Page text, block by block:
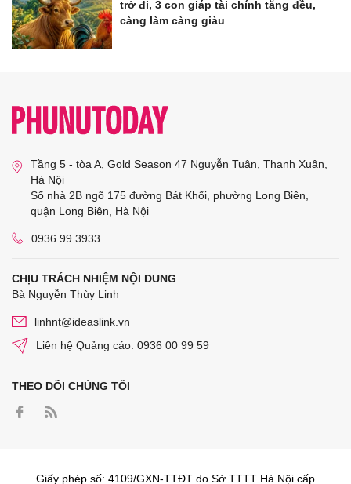
trở đi, 3 con giáp tài chính tăng đều,
càng làm càng giàu
Tầng 5 - tòa A, Gold Season 47 Nguyễn Tuân, Thanh Xuân,
Hà Nội
Số nhà 2B ngõ 175 đường Bát Khối, phường Long Biên,
quận Long Biên, Hà Nội
0936 99 3933
CHỊU TRÁCH NHIỆM NỘI DUNG
Bà Nguyễn Thùy Linh
linhnt@ideaslink.vn
Liên hệ Quảng cáo: 0936 00 99 59
THEO DÕI CHÚNG TÔI
Giấy phép số: 4109/GXN-TTĐT do Sở TTTT Hà Nội cấp